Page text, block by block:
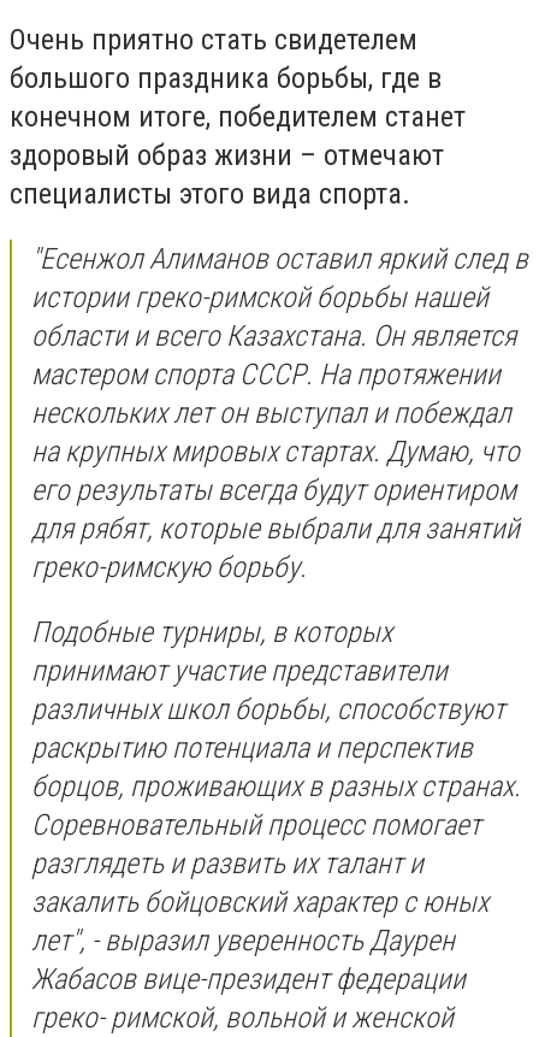
Очень приятно стать свидетелем
большого праздника борьбы, где в
конечном итоге, победителем станет
здоровый образ жизни – отмечают
специалисты этого вида спорта.
"Есенжол Алиманов оставил яркий след в
истории греко-римской борьбы нашей
области и всего Казахстана. Он является
мастером спорта СССР. На протяжении
нескольких лет он выступал и побеждал
на крупных мировых стартах. Думаю, что
его результаты всегда будут ориентиром
для рябят, которые выбрали для занятий
греко-римскую борьбу.
Подобные турниры, в которых
принимают участие представители
различных школ борьбы, способствуют
раскрытию потенциала и перспектив
борцов, проживающих в разных странах.
Соревновательный процесс помогает
разглядеть и развить их талант и
закалить бойцовский характер с юных
лет", - выразил уверенность Даурен
Жабасов вице-президент федерации
греко- римской, вольной и женской